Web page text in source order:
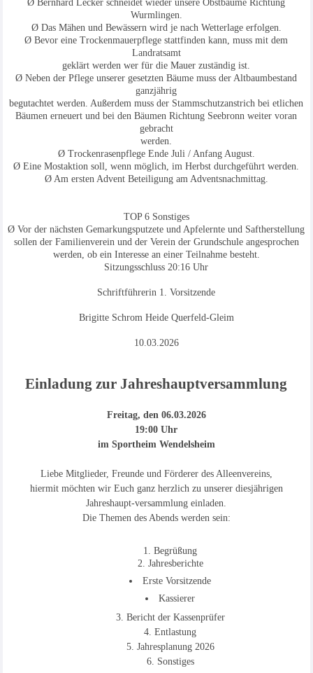
Ø Bernhard Lecker schneidet wieder unsere Obstbäume Richtung
Wurmlingen.
Ø Das Mähen und Bewässern wird je nach Wetterlage erfolgen.
Ø Bevor eine Trockenmauerpflege stattfinden kann, muss mit dem
Landratsamt
geklärt werden wer für die Mauer zuständig ist.
Ø Neben der Pflege unserer gesetzten Bäume muss der Altbaumbestand
ganzjährig
begutachtet werden. Außerdem muss der Stammschutzanstrich bei etlichen
Bäumen erneuert und bei den Bäumen Richtung Seebronn weiter voran
gebracht
werden.
Ø Trockenrasenpflege Ende Juli / Anfang August.
Ø Eine Mostaktion soll, wenn möglich, im Herbst durchgeführt werden.
Ø Am ersten Advent Beteiligung am Adventsnachmittag.
TOP 6 Sonstiges
Ø Vor der nächsten Gemarkungsputzete und Apfelernte und Saftherstellung
sollen der Familienverein und der Verein der Grundschule angesprochen
werden, ob ein Interesse an einer Teilnahme besteht.
Sitzungsschluss 20:16 Uhr
Schriftführerin 1. Vorsitzende
Brigitte Schrom Heide Querfeld-Gleim
10.03.2026
Einladung zur Jahreshauptversammlung
Freitag, den 06.03.2026
19:00 Uhr
im Sportheim Wendelsheim
Liebe Mitglieder, Freunde und Förderer des Alleenvereins,
hiermit möchten wir Euch ganz herzlich zu unserer diesjährigen
Jahreshaupt-versammlung einladen.
Die Themen des Abends werden sein:
Begrüßung
Jahresberichte
Erste Vorsitzende
Kassierer
Bericht der Kassenprüfer
Entlastung
Jahresplanung 2026
Sonstiges